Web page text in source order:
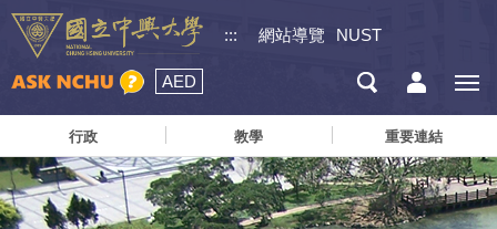
::: 網站導覽 NUST
AED
行政 教學 重要連結